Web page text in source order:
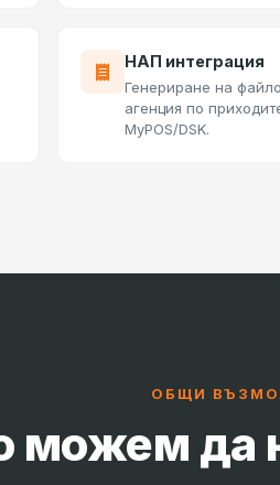
НАП интеграция
Генериране на
агенция по
MyPOS/DSK.
ОБЩИ
можем да